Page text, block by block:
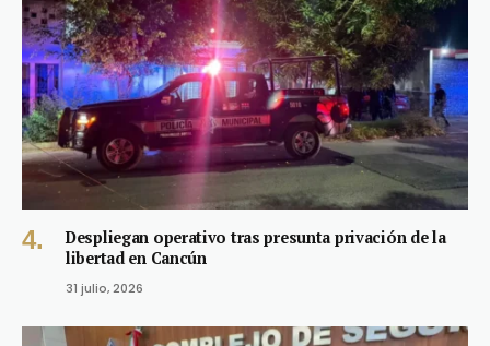
Despliegan operativo tras presunta privación de la
libertad en Cancún
31 julio, 2026